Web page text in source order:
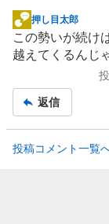
掲
示
板
押し目太郎
この勢いが続け
越えてくるんじ
返信
投稿コメント一覧